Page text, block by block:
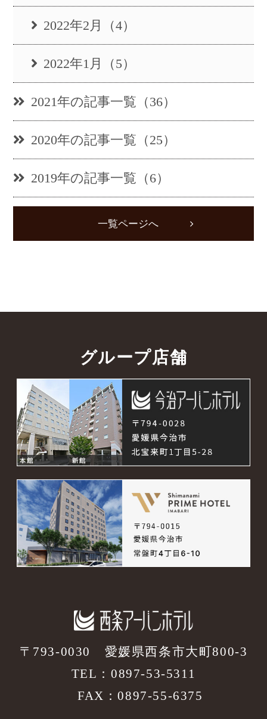
2022年2月（4）
2022年1月（5）
2021年の記事一覧（36）
2020年の記事一覧（25）
2019年の記事一覧（6）
一覧ページへ
グループ店舗
〒793-0030
愛媛県西条市大町800-3
TEL：0897-53-5311
FAX：0897-55-6375